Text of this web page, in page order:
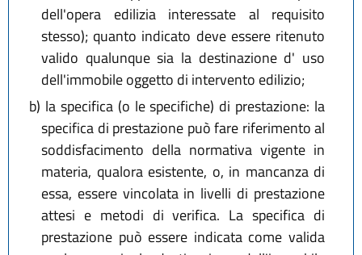
dell'opera edilizia interessate al requisito
stesso); quanto indicato deve essere ritenuto
valido qualunque sia la destinazione d' uso
dell'immobile oggetto di intervento edilizio;
b) la specifica (o le specifiche) di prestazione: la
specifica di prestazione può fare riferimento al
soddisfacimento della normativa vigente in
materia, qualora esistente, o, in mancanza di
essa, essere vincolata in livelli di prestazione
attesi e metodi di verifica. La specifica di
prestazione può essere indicata come valida